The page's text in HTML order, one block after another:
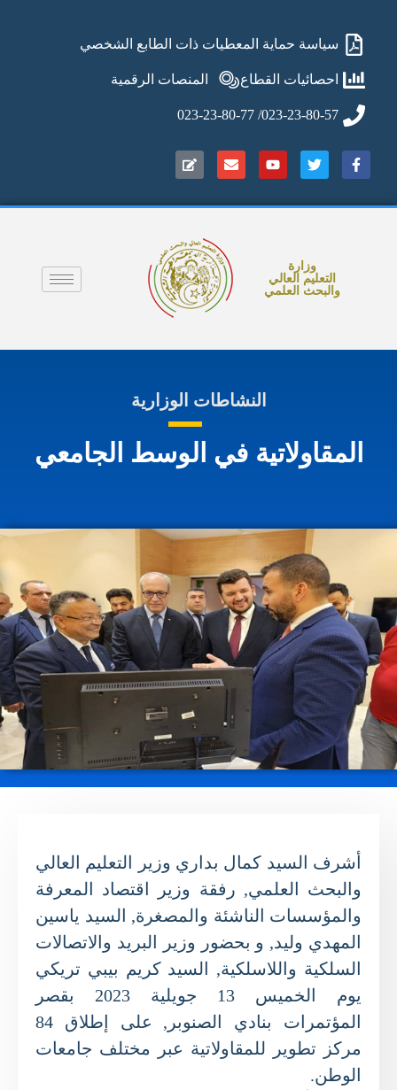
سياسة حماية المعطيات ذات الطابع الشخصي
احصائيات القطاع المنصات الرقمية
023-23-80-57/ 023-23-80-77
وزارة
التعليم العالي
والبحث العلمي
النشاطات الوزارية
المقاولاتية في الوسط الجامعي
أشرف السيد كمال بداري وزير التعليم العالي
والبحث العلمي, رفقة وزير اقتصاد المعرفة
والمؤسسات الناشئة والمصغرة, السيد ياسين
المهدي وليد, و بحضور وزير البريد والاتصالات
السلكية واللاسلكية, السيد كريم بيبي تريكي
يوم الخميس 13 جويلية 2023 بقصر
المؤتمرات بنادي الصنوبر, على إطلاق 84
مركز تطوير للمقاولاتية عبر مختلف جامعات
الوطن.